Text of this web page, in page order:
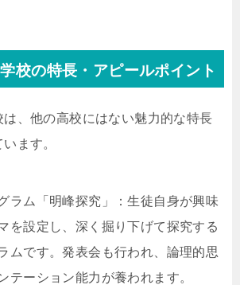
校の特長・アピールポイント
、他の高校にはない魅力的な特長
ます。
ラム「明峰探究」：生徒自身が興味
を設定し、深く掘り下げて探究する
ムです。発表会も行われ、論理的思
テーション能力が養われます。